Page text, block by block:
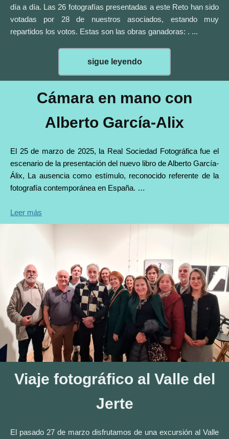
día a día. Las 26 fotografías presentadas a este Reto han sido
votadas por 28 de nuestros asociados, estando muy
repartidos los votos. Estas son las obras ganadoras: . ...
sigue leyendo
Cámara en mano con
Alberto García-Alix
El 25 de marzo de 2025, la Real Sociedad Fotográfica fue el
escenario de la presentación del nuevo libro de Alberto García-
Álix, La ausencia como estímulo, reconocido referente de la
fotografía contemporánea en España. …
Leer más
Viaje fotográfico al Valle del
Jerte
El pasado 27 de marzo disfrutamos de una excursión al Valle